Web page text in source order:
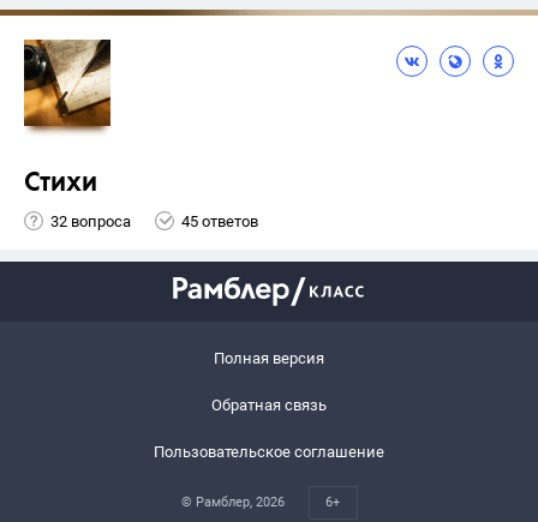
Стихи
32 вопроса 45 ответов
Полная версия
Обратная связь
Пользовательское соглашение
© Рамблер, 2026 6+